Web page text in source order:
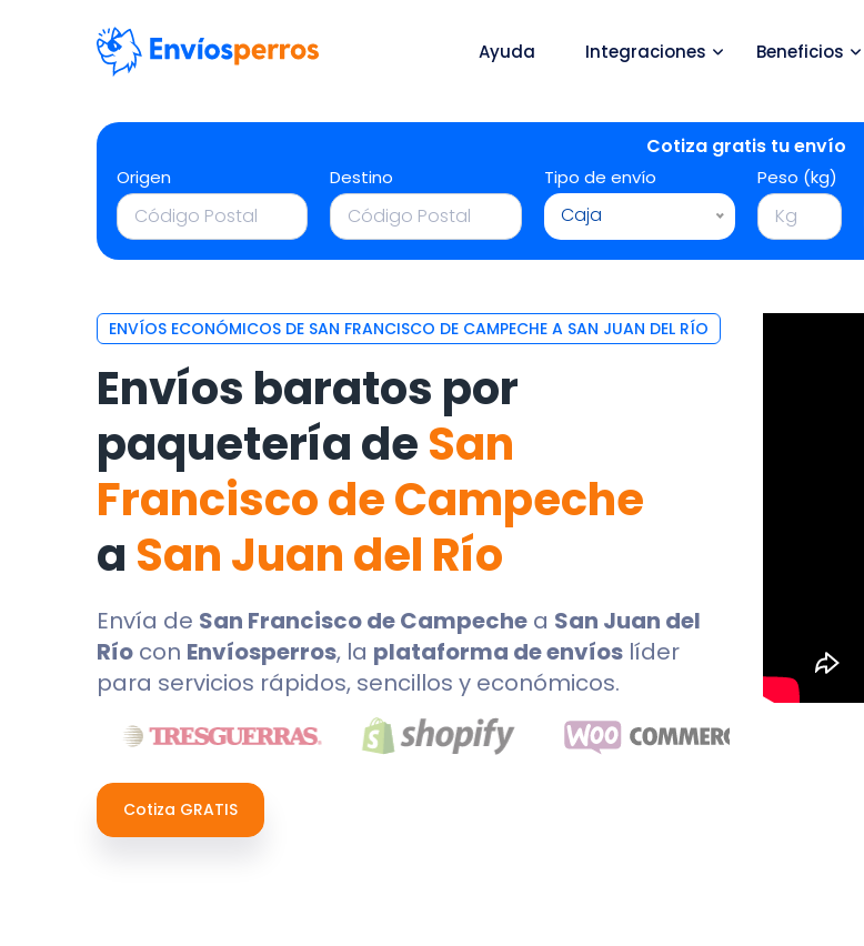
Ayuda Integraciones Beneficios
Cotiza gratis tu envío
Origen Destino Tipo de envío
Caja
Peso (kg)
ENVÍOS ECONÓMICOS DE SAN FRANCISCO DE CAMPECHE A SAN JUAN DEL RÍO
Envíos baratos por
paquetería deSan
Francisco de Campeche
a San Juan del Río
Envía de San Francisco de Campeche a San Juan del
Río con Envíosperros, la plataforma de envíos líder
para servicios rápidos, sencillos y económicos.
Cotiza GRATIS